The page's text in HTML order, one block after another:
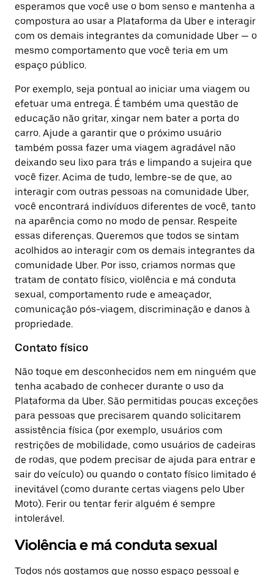
esperamos que você use o bom senso e mantenha a
compostura ao usar a Plataforma da Uber e interagir
com os demais integrantes da comunidade Uber — o
mesmo comportamento que você teria em um
espaço público.
Por exemplo, seja pontual ao iniciar uma viagem ou
efetuar uma entrega. É também uma questão de
educação não gritar, xingar nem bater a porta do
carro. Ajude a garantir que o próximo usuário
também possa fazer uma viagem agradável não
deixando seu lixo para trás e limpando a sujeira que
você fizer. Acima de tudo, lembre-se de que, ao
interagir com outras pessoas na comunidade Uber,
você encontrará indivíduos diferentes de você, tanto
na aparência como no modo de pensar. Respeite
essas diferenças. Queremos que todos se sintam
acolhidos ao interagir com os demais integrantes da
comunidade Uber. Por isso, criamos normas que
tratam de contato físico, violência e má conduta
sexual, comportamento rude e ameaçador,
comunicação pós-viagem, discriminação e danos à
propriedade.
Contato físico
Não toque em desconhecidos nem em ninguém que
tenha acabado de conhecer durante o uso da
Plataforma da Uber. São permitidas poucas exceções
para pessoas que precisarem quando solicitarem
assistência física (por exemplo, usuários com
restrições de mobilidade, como usuários de cadeiras
de rodas, que podem precisar de ajuda para entrar e
sair do veículo) ou quando o contato físico limitado é
inevitável (como durante certas viagens pelo Uber
Moto). Ferir ou tentar ferir alguém é sempre
intolerável.
Violência e má conduta sexual
Todos nós gostamos que nosso espaço pessoal e